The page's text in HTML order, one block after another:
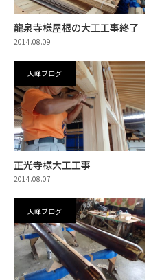
龍泉寺様屋根の大工工事終了
2014.08.09
天峰ブログ
正光寺様大工工事
2014.08.07
天峰ブログ